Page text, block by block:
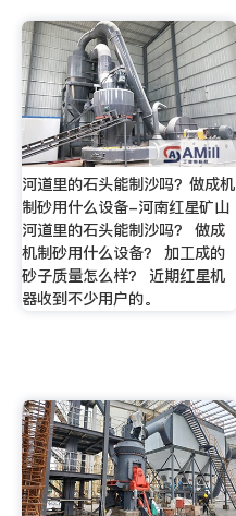
河道里的石头能制沙吗？做成机
制砂用什么设备-河南红星矿山
河道里的石头能制沙吗？ 做成
机制砂用什么设备？ 加工成的
砂子质量怎么样？ 近期红星机
器收到不少用户的。